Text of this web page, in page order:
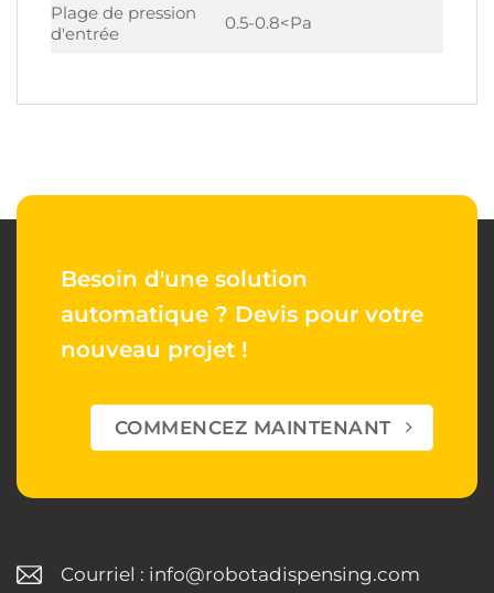
Plage de pression
d'entrée
0.5-0.8<Pa
Besoin d'une solution
automatique ? Devis pour votre
nouveau projet !
COMMENCEZ MAINTENANT
Courriel : info@robotadispensing.com